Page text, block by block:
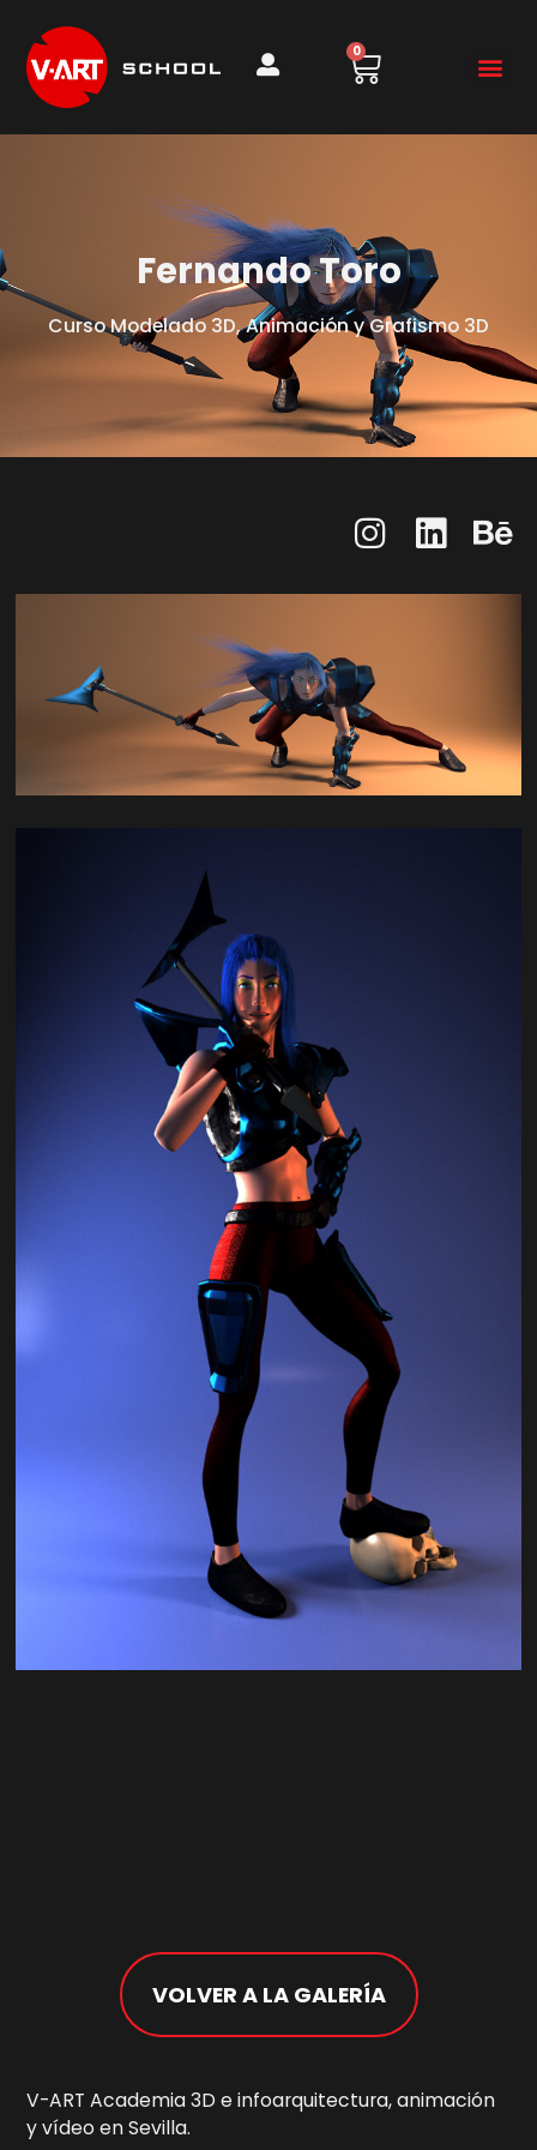
0
Fernando Toro
Curso Modelado 3D, Animación y Grafismo 3D
VOLVER A LA GALERÍA
V-ART Academia 3D e infoarquitectura, animación
y vídeo en Sevilla.